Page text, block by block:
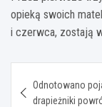
opieką swoich
i czerwca, zostają
wpisu
Odnotowano
drapieżniki